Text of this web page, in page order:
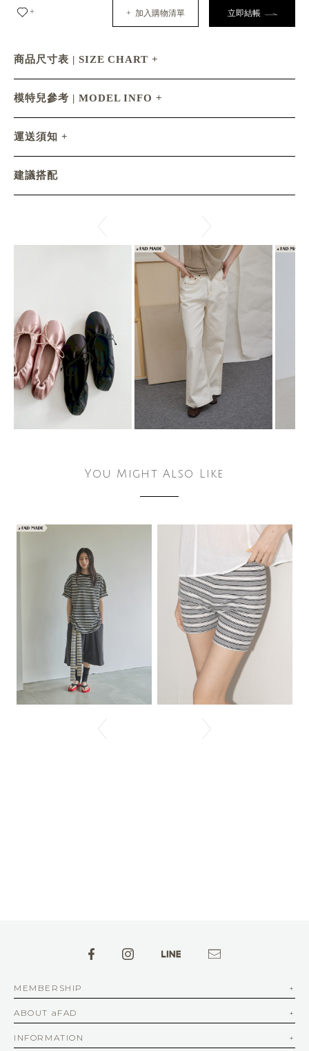
+ + 加入購物清單 立即結帳
商品尺寸表 | SIZE CHART
模特兒參考 | MODEL INFO
運送須知
建議搭配
You Might Also Like
MEMBERSHIP
ABOUT aFAD
INFORMATION